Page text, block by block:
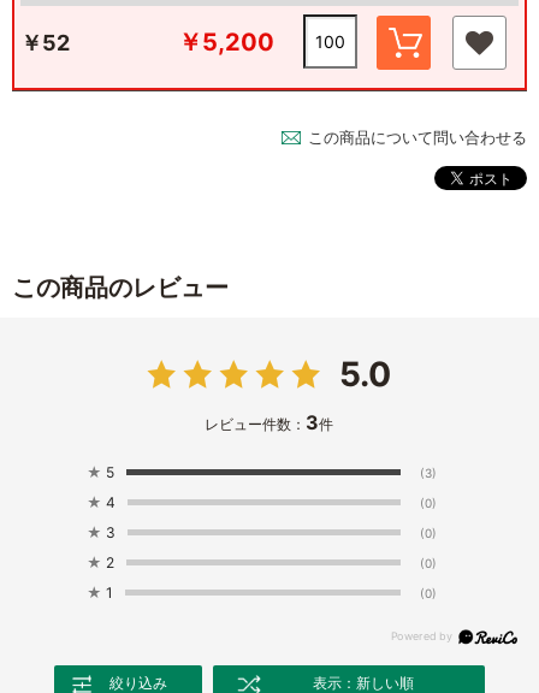
￥52 ￥5,200
この商品について問い合わせる
この商品のレビュー
5.0
レビュー件数： 3件
★ 5 (3)
★ 4 (0)
★ 3 (0)
★ 2 (0)
★ 1 (0)
絞り込み 表示：新しい順